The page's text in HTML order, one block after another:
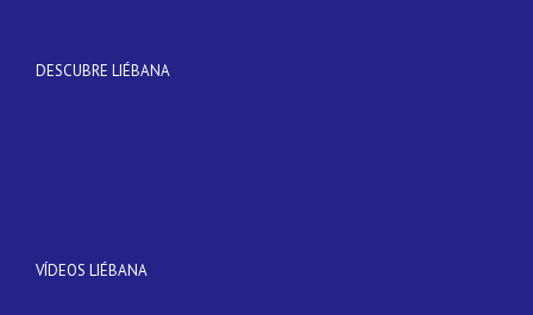
DESCUBRE LIÉBANA
VÍDEOS LIÉBANA